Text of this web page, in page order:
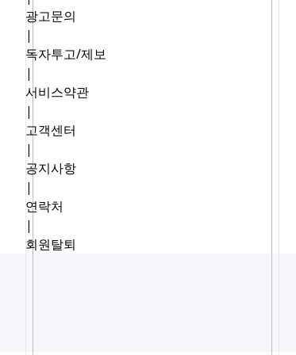
광고문의
|
독자투고/제보
|
서비스약관
|
고객센터
|
공지사항
|
연락처
|
회원탈퇴